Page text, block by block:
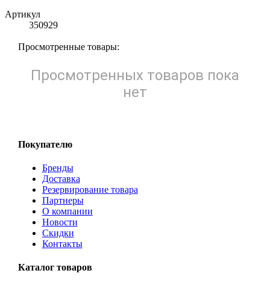
Артикул
350929
Просмотренные товары:
Просмотренных товаров пока
нет
Покупателю
Бренды
Доставка
Резервирование товара
Партнеры
О компании
Новости
Скидки
Контакты
Каталог товаров